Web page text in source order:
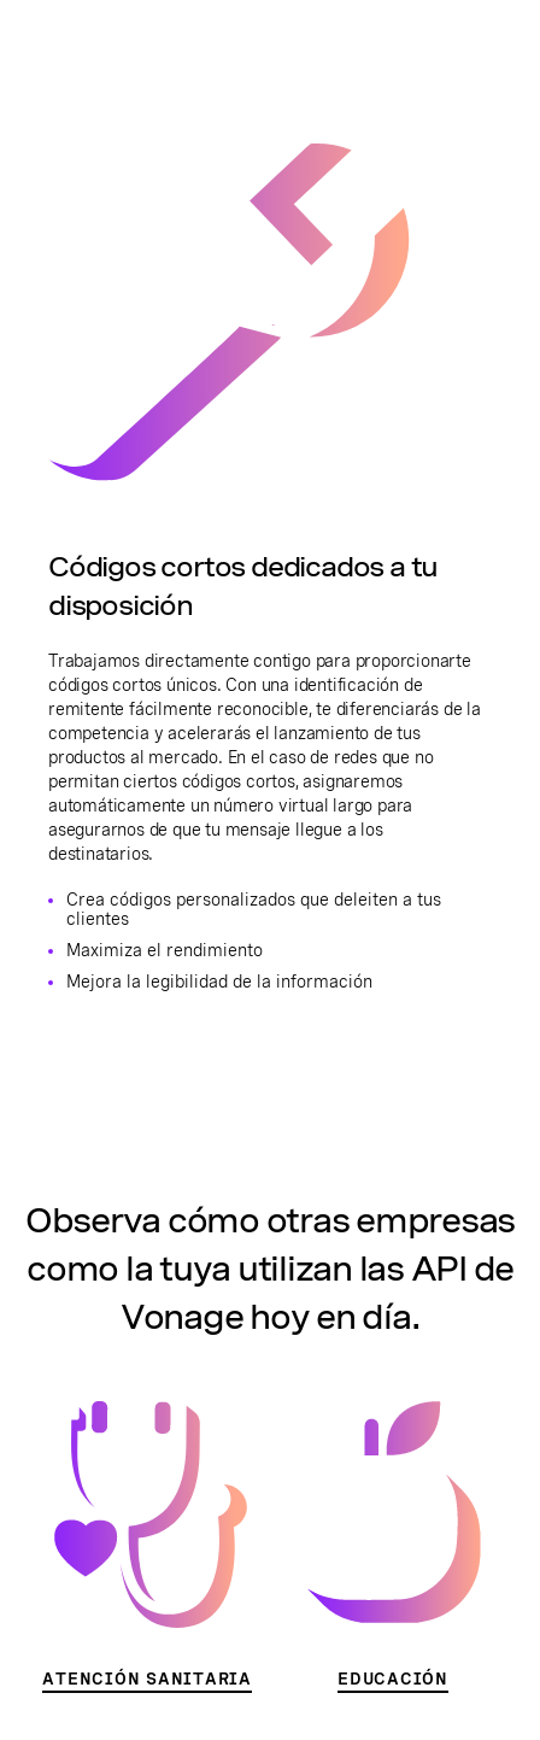
Códigos cortos dedicados a tu
disposición
Trabajamos directamente contigo para proporcionarte
códigos cortos únicos. Con una identificación de
remitente fácilmente reconocible, te diferenciarás de la
competencia y acelerarás el lanzamiento de tus
productos al mercado. En el caso de redes que no
permitan ciertos códigos cortos, asignaremos
automáticamente un número virtual largo para
asegurarnos de que tu mensaje llegue a los
destinatarios.
Crea códigos personalizados que deleiten a tus
clientes
Maximiza el rendimiento
Mejora la legibilidad de la información
Observa cómo otras empresas
como la tuya utilizan las API de
Vonage hoy en día.
ATENCIÓN SANITARIA EDUCACIÓN